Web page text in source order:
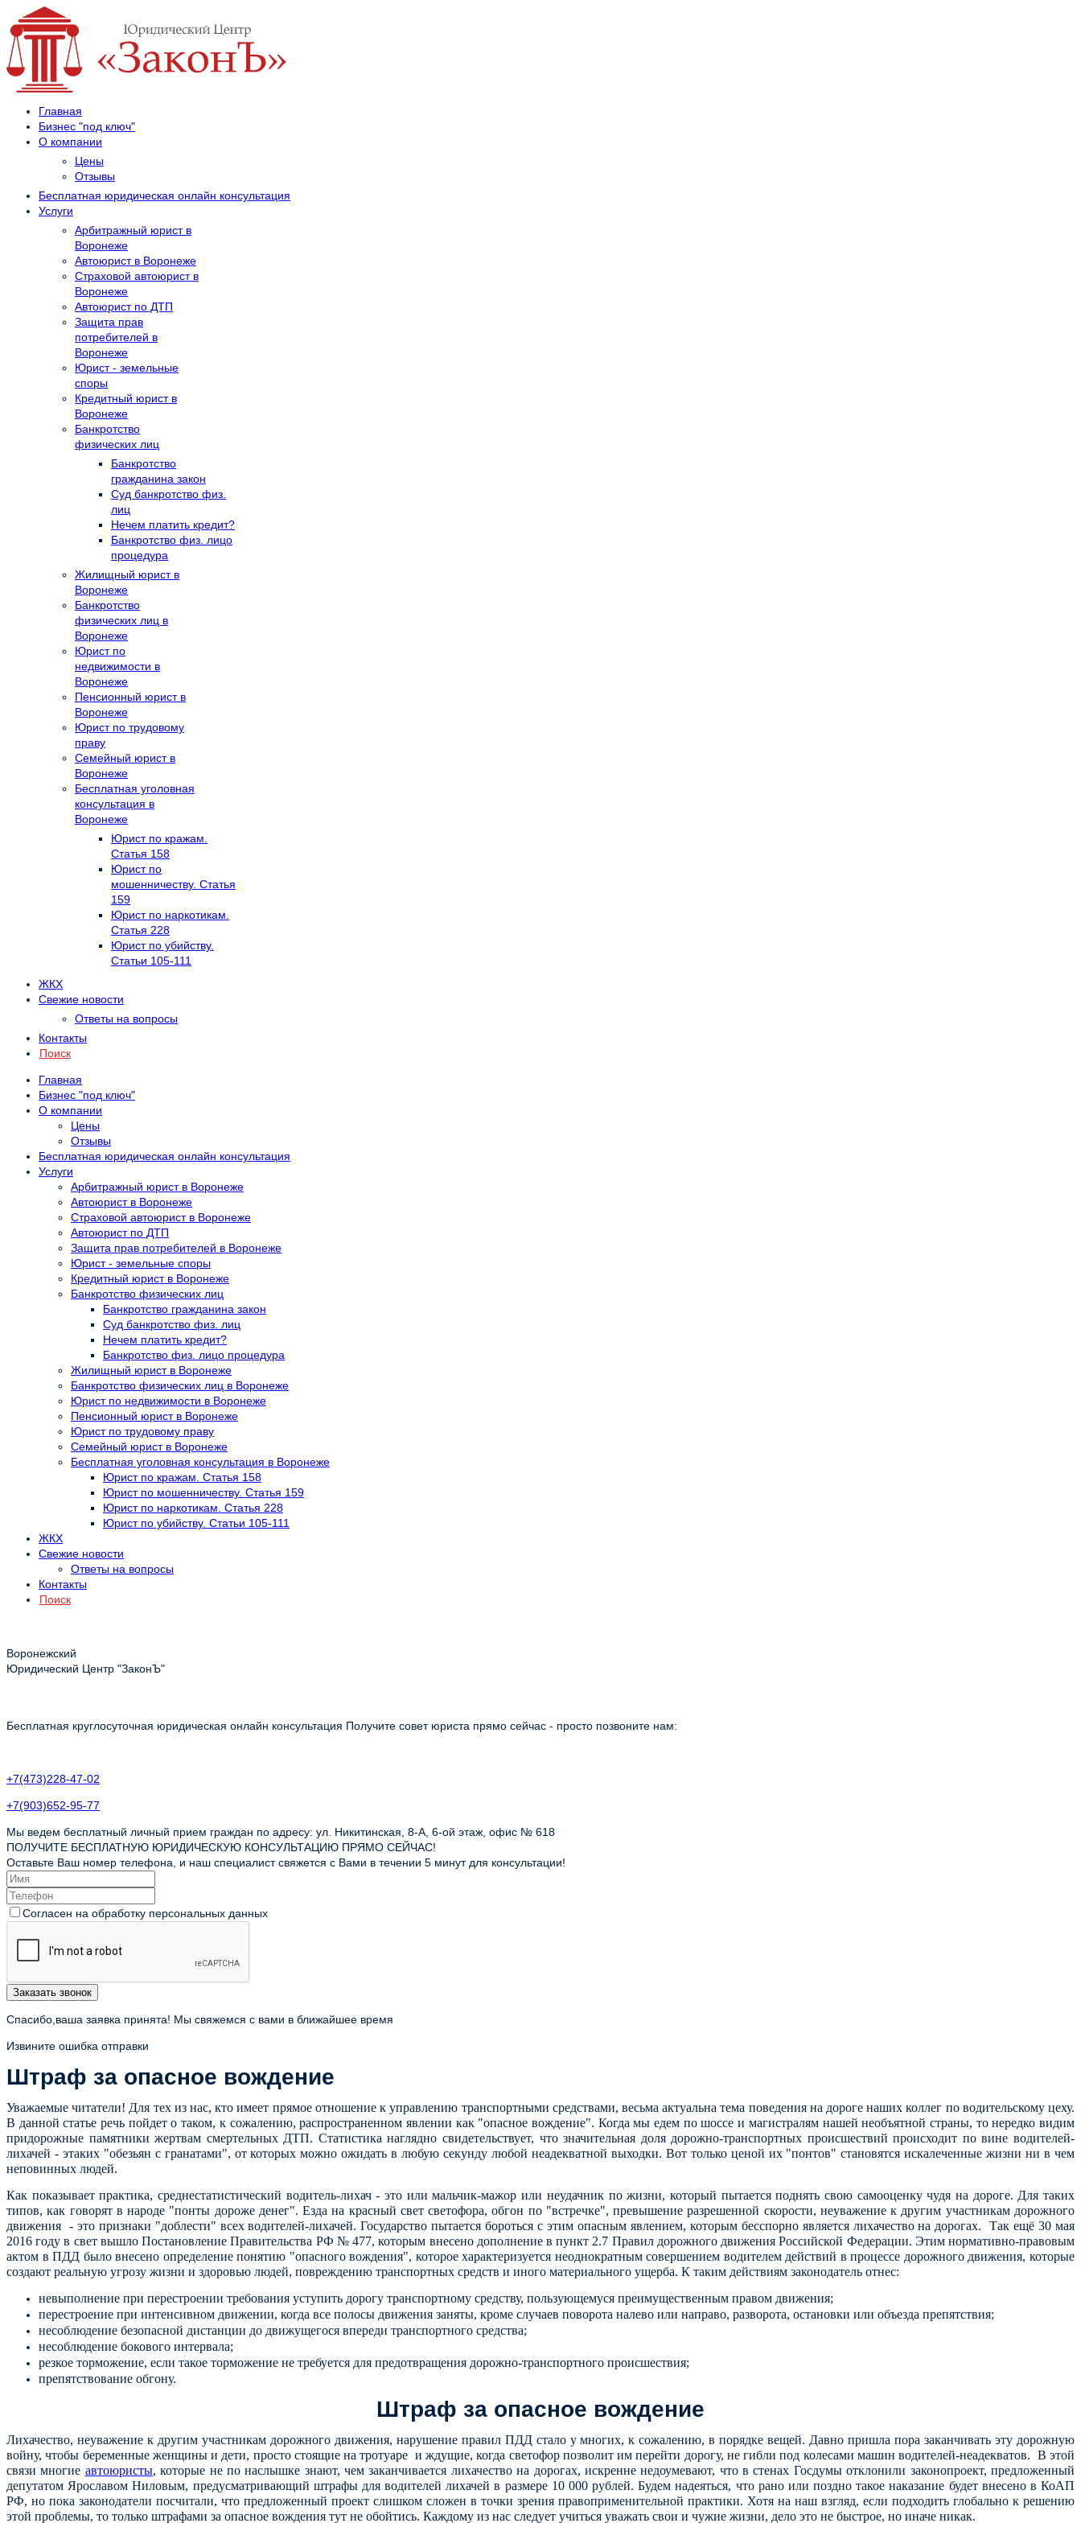
Главная
Бизнес "под ключ"
О компании
Цены
Отзывы
Бесплатная юридическая онлайн консультация
Услуги
Арбитражный юрист в
Воронеже
Автоюрист в Воронеже
Страховой автоюрист в
Воронеже
Автоюрист по ДТП
Защита прав
потребителей в
Воронеже
Юрист - земельные
споры
Кредитный юрист в
Воронеже
Банкротство
физических лиц
Банкротство
гражданина закон
Суд банкротство физ.
лиц
Нечем платить кредит?
Банкротство физ. лицо
процедура
Жилищный юрист в
Воронеже
Банкротство
физических лиц в
Воронеже
Юрист по
недвижимости в
Воронеже
Пенсионный юрист в
Воронеже
Юрист по трудовому
праву
Семейный юрист в
Воронеже
Бесплатная уголовная
консультация в
Воронеже
Юрист по кражам.
Статья 158
Юрист по
мошенничеству. Статья
159
Юрист по наркотикам.
Статья 228
Юрист по убийству.
Статьи 105-111
ЖКХ
Свежие новости
Ответы на вопросы
Контакты
Поиск
Главная
Бизнес "под ключ"
О компании
Цены
Отзывы
Бесплатная юридическая онлайн консультация
Услуги
Арбитражный юрист в Воронеже
Автоюрист в Воронеже
Страховой автоюрист в Воронеже
Автоюрист по ДТП
Защита прав потребителей в Воронеже
Юрист - земельные споры
Кредитный юрист в Воронеже
Банкротство физических лиц
Банкротство гражданина закон
Суд банкротство физ. лиц
Нечем платить кредит?
Банкротство физ. лицо процедура
Жилищный юрист в Воронеже
Банкротство физических лиц в Воронеже
Юрист по недвижимости в Воронеже
Пенсионный юрист в Воронеже
Юрист по трудовому праву
Семейный юрист в Воронеже
Бесплатная уголовная консультация в Воронеже
Юрист по кражам. Статья 158
Юрист по мошенничеству. Статья 159
Юрист по наркотикам. Статья 228
Юрист по убийству. Статьи 105-111
ЖКХ
Свежие новости
Ответы на вопросы
Контакты
Поиск
Воронежский
Юридический Центр "ЗаконЪ"
Бесплатная круглосуточная юридическая онлайн консультация Получите совет юриста прямо сейчас - просто позвоните нам:
+7(473)228-47-02
+7(903)652-95-77
Мы ведем бесплатный личный прием граждан по адресу: ул. Никитинская, 8-А, 6-ой этаж, офис № 618
ПОЛУЧИТЕ БЕСПЛАТНУЮ ЮРИДИЧЕСКУЮ КОНСУЛЬТАЦИЮ ПРЯМО СЕЙЧАС!
Оставьте Ваш номер телефона, и наш специалист свяжется с Вами в течении 5 минут для консультации!
Согласен на обработку персональных данных
Заказать звонок
Спасибо,ваша заявка принята! Мы свяжемся с вами в ближайшее время
Извините ошибка отправки
Штраф за опасное вождение
Уважаемые читатели! Для тех из нас, кто имеет прямое отношение к управлению транспортными средствами, весьма актуальна тема поведения на дороге наших коллег по водительскому цеху.
В данной статье речь пойдет о таком, к сожалению, распространенном явлении как "опасное вождение". Когда мы едем по шоссе и магистралям нашей необъятной страны, то нередко видим
придорожные памятники жертвам смертельных ДТП. Статистика наглядно свидетельствует, что значительная доля дорожно-транспортных происшествий происходит по вине водителей-
лихачей - этаких "обезьян с гранатами", от которых можно ожидать в любую секунду любой неадекватной выходки. Вот только ценой их "понтов" становятся искалеченные жизни ни в чем
неповинных людей.
Как показывает практика, среднестатистический водитель-лихач - это или мальчик-мажор или неудачник по жизни, который пытается поднять свою самооценку чудя на дороге. Для таких
типов, как говорят в народе "понты дороже денег". Езда на красный свет светофора, обгон по "встречке", превышение разрешенной скорости, неуважение к другим участникам дорожного
движения - это признаки "доблести" всех водителей-лихачей.Государство пытается бороться с этим опасным явлением, которым бесспорно является лихачество на дорогах.
Так ещё 30 мая
2016 году в свет вышло Постановление Правительства РФ № 477, которым внесено дополнение в пункт 2.7 Правил дорожного движения Российской Федерации. Этим нормативно-правовым
актом в ПДД было внесено определение понятию "опасного вождения", которое характеризуется неоднократным совершением водителем действий в процессе дорожного движения, которые
создают реальную угрозу жизни и здоровью людей, повреждению транспортных средств и иного материального ущерба. К таким действиям законодатель отнес:
невыполнение при перестроении требования уступить дорогу транспортному средству, пользующемуся преимущественным правом движения;
перестроение при интенсивном движении, когда все полосы движения заняты, кроме случаев поворота налево или направо, разворота, остановки или объезда препятствия;
несоблюдение безопасной дистанции до движущегося впереди транспортного средства;
несоблюдение бокового интервала;
резкое торможение, если такое торможение не требуется для предотвращения дорожно-транспортного происшествия;
препятствование обгону.
Штраф за опасное вождение
Лихачество, неуважение к другим участникам дорожного движения, нарушение правил ПДД стало у многих, к сожалению, в порядке вещей. Давно пришла пора заканчивать эту дорожную
войну, чтобы беременные женщины и дети, просто стоящие на тротуаре и ждущие, когда светофор позволит им перейти дорогу, не гибли под колесами машин водителей-неадекватов. В этой
связи многие автоюристы, которые не по наслышке знают, чем заканчивается лихачество на дорогах, искренне недоумевают, что в стенах Госдумы отклонили законопроект, предложенный
депутатом Ярославом Ниловым, предусматривающий штрафы для водителей лихачей в размере 10 000 рублей. Будем надеяться, что рано или поздно такое наказание будет внесено в КоАП
РФ, но пока законодатели посчитали, что предложенный проект слишком сложен в точки зрения правоприменительной практики. Хотя на наш взгляд, если подходить глобально к решению
этой проблемы, то только штрафами за опасное вождения тут не обойтись. Каждому из нас следует учиться уважать свои и чужие жизни, дело это не быстрое, но иначе никак.